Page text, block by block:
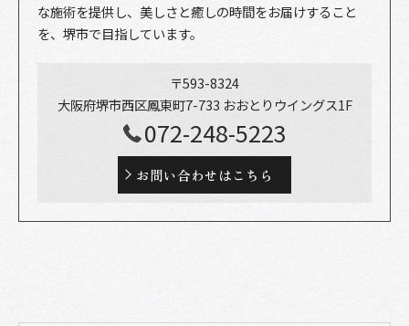
な施術を提供し、美しさと癒しの時間をお届けすること
を、堺市で目指しています。
〒593-8324
大阪府堺市西区鳳東町7-733 おおとりウイングス1F
072-248-5223
お問い合わせはこちら